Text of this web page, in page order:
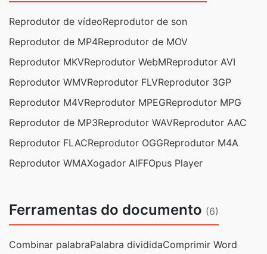
Reprodutor de vídeoReprodutor de son
Reprodutor de MP4Reprodutor de MOV
Reprodutor MKVReprodutor WebMReprodutor AVI
Reprodutor WMVReprodutor FLVReprodutor 3GP
Reprodutor M4VReprodutor MPEGReprodutor MPG
Reprodutor de MP3Reprodutor WAVReprodutor AAC
Reprodutor FLACReprodutor OGGReprodutor M4A
Reprodutor WMAXogador AIFFOpus Player
Ferramentas do documento (6)
Combinar palabraPalabra divididaComprimir Word